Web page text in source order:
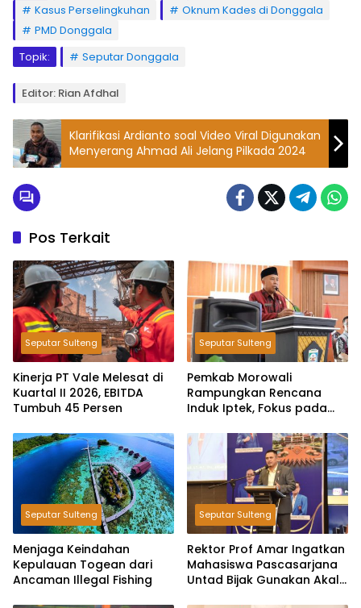
Kasus Perselingkuhan
Oknum Kades di Donggala
PMD Donggala
Topik:
Seputar Donggala
Editor: Rian Afdhal
Klarifikasi Ardianto soal Video Viral Digunakan
Menyerang Ahmad Ali Jelang Pilkada 2024
Pos Terkait
Seputar Sulteng
Kinerja PT Vale Melesat di
Kuartal II 2026, EBITDA
Tumbuh 45 Persen
Seputar Sulteng
Pemkab Morowali
Rampungkan Rencana
Induk Iptek, Fokus pada
Seputar Sulteng
Menjaga Keindahan
Kepulauan Togean dari
Ancaman Illegal Fishing
Seputar Sulteng
Rektor Prof Amar Ingatkan
Mahasiswa Pascasarjana
Untad Bijak Gunakan Akal